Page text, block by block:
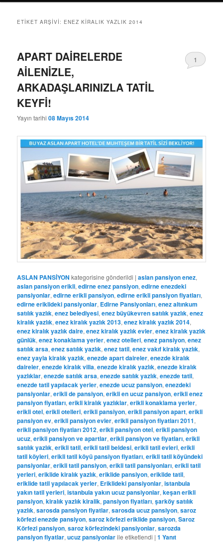
ETIKET ARŞIVI: ENEZ KIRALIK YAZLIK 2014
APART DAİRELERDE
AİLENİZLE,
ARKADAŞLARINIZLA TATİL
KEYFİ!
Yayın tarihi08 Mayıs 2014
1
ASLAN PANSİYON kategorisine gönderildi |aslan pansiyon enez,
aslan pansiyon erikli,edirne enez pansiyon,edirne enezdeki
pansiyonlar,edirne erikli pansiyon,edirne erikli pansiyon fiyatları,
edirne eriklideki pansiyonlar, Edirne Pansiyonları,enez altınkum
satılık yazlık,enez belediyesi,enez büyükevren satılık yazlık,enez
kiralık yazlık,enez kiralık yazlık 2013,enez kiralık yazlık 2014,
enez kiralık yazlık daire,enez kiralık yazlık evler,enez kiralık yazlık
günlük,enez konaklama yerler,enez otelleri,enez pansiyon,enez
satılık arsa,enez satılık yazlık,enez tatil,enez vakıf kiralık yazlık,
enez yayla kiralık yazlık,enezde apart daireler,enezde kiralık
daireler,enezde kiralık villa,enezde kiralık yazlık,enezde kiralık
yazlıklar,enezde satılık arsa,enezde satılık yazlık,enezde tatil,
enezde tatil yapılacak yerler,enezde ucuz pansiyon,enezdeki
pansiyonlar,erikli de pansiyon,erikli en ucuz pansiyon,erikli enez
pansiyon fiyatları,erikli kiralık yazlıklar,erikli konaklama yerler,
erikli otel,erikli otelleri,erikli pansiyon,erikli pansiyon apart,erikli
pansiyon ev,erikli pansiyon evler,erikli pansiyon fiyatları 2011,
erikli pansiyon fiyatları 2012,erikli pansiyon otel,erikli pansiyon
ucuz,erikli pansiyon ve apartlar,erikli pansiyon ve fiyatları,erikli
satılık yazlık,erikli tatil,erikli tatil beldesi,erikli tatil evleri,erikli
tatil köyleri,erikli tatil köyü pansiyon fiyatları,erikli tatil köyündeki
pansiyonlar,erikli tatil pansiyon,erikli tatil pansiyonları,erikli tatil
yerleri,eriklide kiralık yazlık,eriklide pansiyon,eriklide tatil,
eriklide tatil yapılacak yerler, Eriklideki pansiyonlar,istanbula
yakın tatil yerleri,istanbula yakın ucuz pansiyonlar,keşan erikli
pansiyon,kiralık yazlık kiralik,pansiyon fiyatları,şarköy satılık
yazlık,sarosda pansiyon fiyatlar,sarosda ucuz pansiyon,saroz
körfezi enezde pansiyon,saroz körfezi eriklide pansiyon,Saroz
Körfezi pansiyon,saroz körfezindeki pansiyonlar,sarozda
pansiyon fiyatlar,ucuz pansiyonlarile etiketlendi |1 Yanıt